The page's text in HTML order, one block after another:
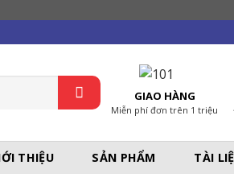
GIAO HÀNG
Miễn phí đơn trên 1 triệu
THIỆU SẢN PHẨM TÀI